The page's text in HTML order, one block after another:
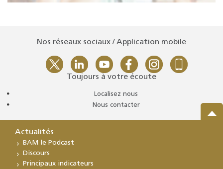
Nos réseaux sociaux / Application mobile
Toujours à votre écoute
Localisez nous
Nous contacter
Actualités
BAM le Podcast
Discours
Principaux indicateurs